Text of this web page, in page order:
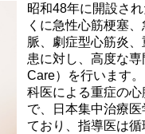
昭和48年に開設さ
くに急性心筋梗塞
脈、劇症型心筋炎
患に対し、高度な
Care）を行います
科医による重症の
で、日本集中治療
ており、指導医は